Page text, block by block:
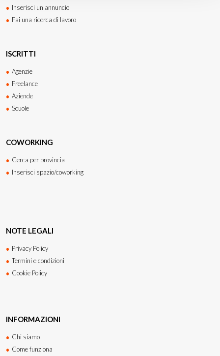
Inserisci un annuncio
Fai una ricerca di lavoro
ISCRITTI
Agenzie
Freelance
Aziende
Scuole
COWORKING
Cerca per provincia
Inserisci spazio/coworking
NOTE LEGALI
Privacy Policy
Termini e condizioni
Cookie Policy
INFORMAZIONI
Chi siamo
Come funziona